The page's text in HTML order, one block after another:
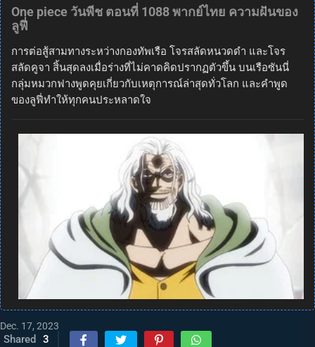
One piece วันพีช ตอนที่ 1088 พากย์ไทย ความฝันของ
ลูฟี่
การต่อสู้สามทางระหว่างกองทัพเรือ โจรสลัดหนวดดำ และโจร
สลัดคูจา สิ้นสุดลงเมื่อร่างที่ไม่คาดคิดปรากฏตัวขึ้น บนเรือซันนี่
กลุ่มหมวกฟางพูดคุยเกี่ยวกับเหตุการณ์ล่าสุดทั่วโลก และคำพูด
ของลูฟี่ทำให้ทุกคนประหลาดใจ
Dec. 17, 2023
Shared 3